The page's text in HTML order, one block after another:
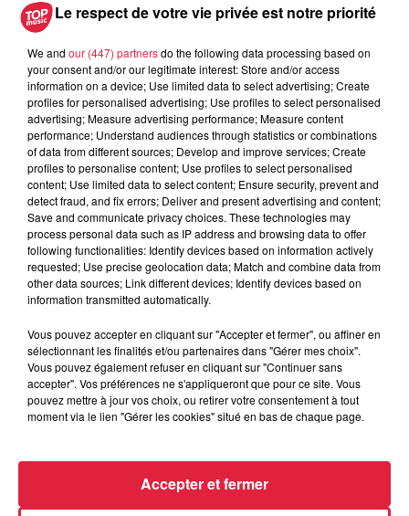
Organisateur
Célia ISSELE
0387051239
celia.issele@educagri.fr
Tarif Gratuit
Date le samedi 14 mars 2020 Horaires de 9h à 17h Au
programme - Présentation des formations 4ème et 3ème de
l'enseignement agricole seconde générale et technologique
(2GT) BAC Sciences et Technologies de l'Agronomie et du
Vivant (STAV) BAC PRO Conduite et Gestion de l'Entreprise
Hippique (CGEH) BAC PRO Conduite et Gestion de
l'Entreprise Agricole - Polyculture Elevage (CGEA) BAC
BTSA ACSE (Analyse Conduite et Stratégie de l'Entreprise
agricole) Licence Professionnelle Agronomie - management
de l'entreprise agricole et rurale et développement durable
Le respect de votre vie privée est notre priorité
We and our (447) partnersdo the following data processing based on
your consent and/or our legitimate interest: Store and/or access
information on a device; Use limited data to select advertising; Create
profiles for personalised advertising; Use profiles to select personalised
advertising; Measure advertising performance; Measure content
performance; Understand audiences through statistics or combinations
of data from different sources; Develop and improve services; Create
profiles to personalise content; Use profiles to select personalised
content; Use limited data to select content; Ensure security, prevent and
detect fraud, and fix errors; Deliver and present advertising and content;
Save and communicate privacy choices. These technologies may
process personal data such as IP address and browsing data to offer
following functionalities: Identify devices based on information actively
requested; Use precise geolocation data; Match and combine data from
other data sources; Link different devices; Identify devices based on
information transmitted automatically.
Vous pouvez accepter en cliquant sur "Accepter et fermer", ou affiner en
sélectionnant les finalités et/ou partenaires dans "Gérer mes choix".
Vous pouvez également refuser en cliquant sur "Continuer sans
accepter". Vos préférences ne s'appliqueront que pour ce site. Vous
pouvez mettre à jour vos choix, ou retirer votre consentement à tout
moment via le lien "Gérer les cookies" situé en bas de chaque page.
Accepter et fermer